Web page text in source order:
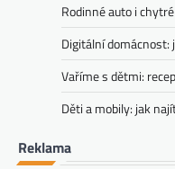
Rodinné auto i
Digitální
Vaříme s dětmi:
Děti a mobily: jak
Reklama